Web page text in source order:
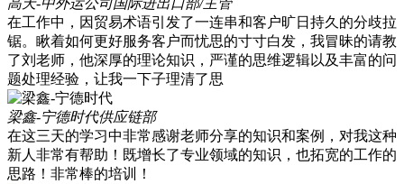
高天-中外运公司国际进出口部/主管
在工作中，因贸易术语引发了一连串和客户旷日持久的分歧拉
锯。瞅着如何更好服务客户而忧思的寸寸白发，我冒昧的请教
了刘老师，他深厚的理论知识，严谨的思维逻辑以及丰富的问
题处理经验，让我一下子理清了思
梁鑫-宁德时代供应链部
在这三天的学习中非常感谢老师分享的知识和案例，对我这种
新人非常有帮助！既增长了专业领域的知识，也拓宽的工作的
思路！非常棒的培训！